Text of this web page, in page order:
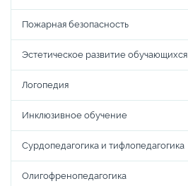
Пожарная безопасность
Эстетическое развитие обучающихся
Логопедия
Инклюзивное обучение
Сурдопедагогика и тифлопедагогика
Олигофренопедагогика